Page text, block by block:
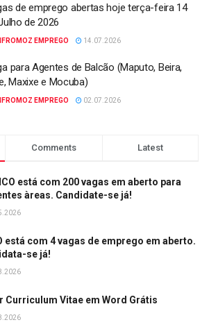
de emprego abertas hoje terça-feira 14
de 2026
EMPREGO 14.07.2026
para Agentes de Balcão (Maputo, Beira,
Maxixe e Mocuba)
EMPREGO 02.07.2026
Comments Latest
está com 200 vagas em aberto para
àreas. Candidate-se já!
está com 4 vagas de emprego em aberto.
se já!
Curriculum Vitae em Word Grátis